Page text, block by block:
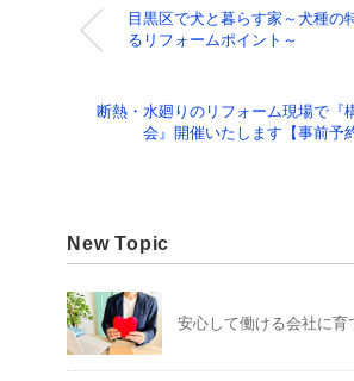
目黒区で犬と暮らす家～犬種の
るリフォームポイント～
断熱・水廻りのリフォーム現場で『
会』開催いたします【事前予
New Topic
安心して働ける会社に育